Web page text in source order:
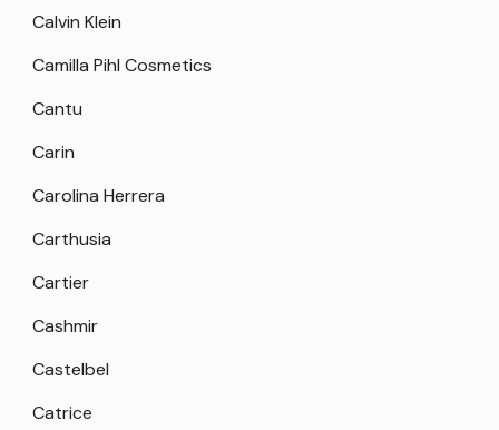
Calvin Klein
Camilla Pihl Cosmetics
Cantu
Carin
Carolina Herrera
Carthusia
Cartier
Cashmir
Castelbel
Catrice